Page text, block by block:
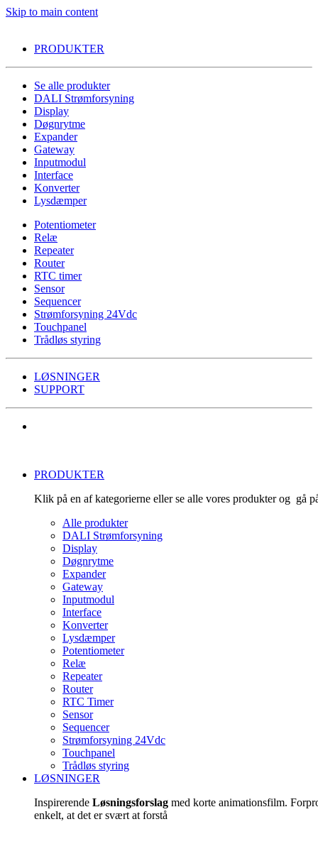
Skip to main content
PRODUKTER
Se alle produkter
DALI Strømforsyning
Display
Døgnrytme
Expander
Gateway
Inputmodul
Interface
Konverter
Lysdæmper
Potentiometer
Relæ
Repeater
Router
RTC timer
Sensor
Sequencer
Strømforsyning 24Vdc
Touchpanel
Trådløs styring
LØSNINGER
SUPPORT
PRODUKTER
Klik på en af kategorierne eller se alle vores produkter og gå
Alle produkter
DALI Strømforsyning
Display
Døgnrytme
Expander
Gateway
Inputmodul
Interface
Konverter
Lysdæmper
Potentiometer
Relæ
Repeater
Router
RTC Timer
Sensor
Sequencer
Strømforsyning 24Vdc
Touchpanel
Trådløs styring
LØSNINGER
Inspirerende Løsningsforslag med korte animationsfilm.
enkelt, at det er svært at forstå